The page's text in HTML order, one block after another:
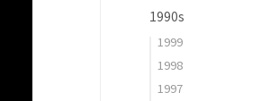
1990s
1999
1998
1997